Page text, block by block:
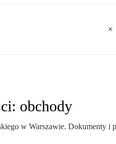
obchody
w Warszawie. Dokumenty